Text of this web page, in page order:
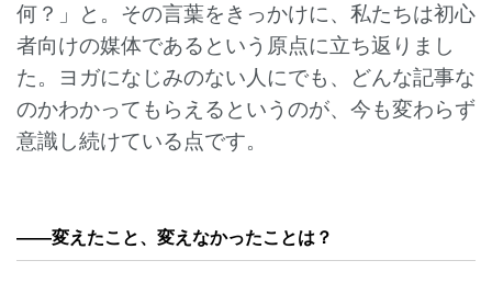
何？」と。その言葉をきっかけに、私たちは初心
者向けの媒体であるという原点に立ち返りまし
た。ヨガになじみのない人にでも、どんな記事な
のかわかってもらえるというのが、今も変わらず
意識し続けている点です。
——変えたこと、変えなかったことは？